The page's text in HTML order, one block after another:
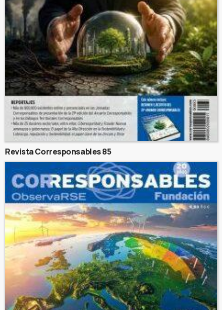
Revista Corresponsables 85